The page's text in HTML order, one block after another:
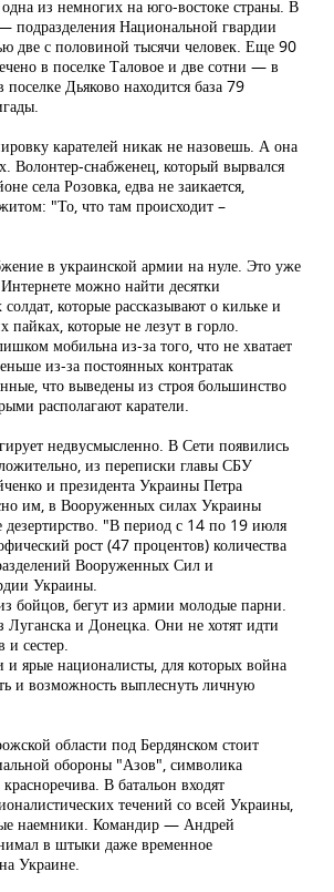
из немногих на юго-востоке страны. В
подразделения Национальной гвардии
две с половиной тысячи человек. Еще 90
в поселке Таловое и две сотни — в
Дьяково находится база 79
карателей никак не назовешь. А она
Волонтер-снабженец, который вырвался
села Розовка, едва не заикается,
"То, что там происходит –
в украинской армии на нуле. Это уже
можно найти десятки
солдат, которые рассказывают о кильке и
пайках, которые не лезут в горло.
мобильна из-за того, что не хватает
из-за постоянных контратак
что выведены из строя большинство
располагают каратели.
недвусмысленно. В Сети появились
из переписки главы СБУ
и президента Украины Петра
им, в Вооруженных силах Украины
дезертирство. "В период с 14 по 19 июля
рост (47 процентов) количества
Вооруженных Сил и
Украины.
бойцов, бегут из армии молодые парни.
Луганска и Донецка. Они не хотят идти
и сестер.
и ярые националисты, для которых война
и возможность выплеснуть личную
области под Бердянском стоит
обороны "Азов", символика
В батальон входят
течений со всей Украины,
наемники. Командир — Андрей
в штыки даже временное
Украине.